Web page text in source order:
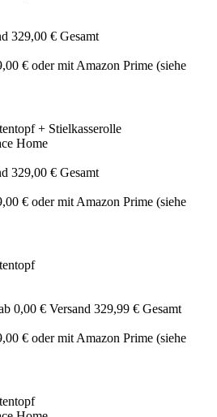
329,00 € Gesamt
€ oder mit Amazon Prime (siehe
+ Stielkasserolle
329,00 € Gesamt
€ oder mit Amazon Prime (siehe
0,00 € Versand 329,99 € Gesamt
€ oder mit Amazon Prime (siehe